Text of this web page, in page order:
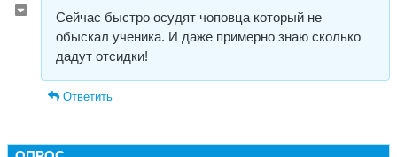
Сейчас быстро осудят чоповца который не
обыскал ученика. И даже примерно знаю сколько
дадут отсидки!
Ответить